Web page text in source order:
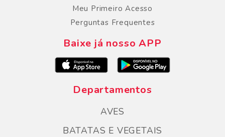
Meu Primeiro Acesso
Perguntas Frequentes
Baixe já nosso APP
Departamentos
AVES
BATATAS E VEGETAIS